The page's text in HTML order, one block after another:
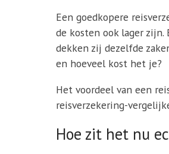
Een goedkopere
de kosten ook lager
dekken zij dezelfde
en hoeveel kost het je?
Het voordeel van een
reisverzekering-
Hoe zit het nu